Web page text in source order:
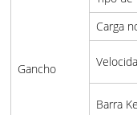
Gancho
Carga
Barra